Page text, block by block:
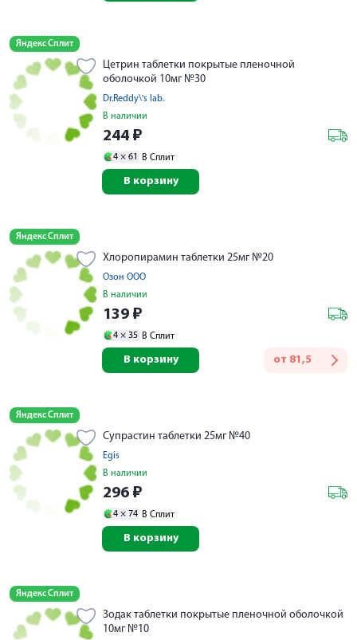
Яндекс Сплит
Цетрин таблетки покрытые пленочной
оболочкой 10мг №30
Dr.Reddy\'s lab.
В наличии
244 ₽
4 × 61 В Сплит
В корзину
Яндекс Сплит
Хлоропирамин таблетки 25мг №20
Озон ООО
В наличии
139 ₽
4 × 35 В Сплит
от 81,5
В корзину
Яндекс Сплит
Супрастин таблетки 25мг №40
Egis
В наличии
296 ₽
4 × 74 В Сплит
В корзину
Яндекс Сплит
Зодак таблетки покрытые пленочной оболочкой
10мг №10